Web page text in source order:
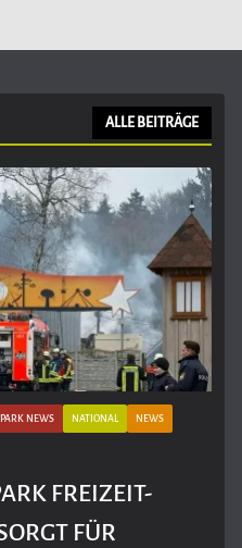
ALLE BEITRÄGE
NEWS NATIONAL NEWS
FREIZEIT-
FÜR